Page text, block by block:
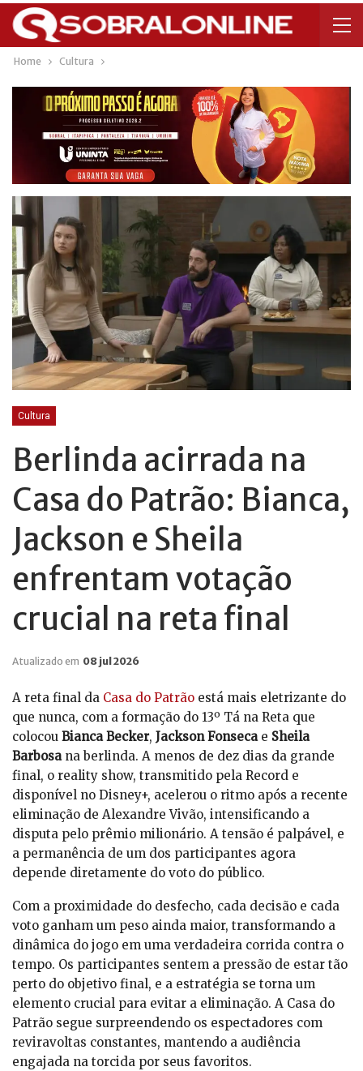
Home Cultura
Cultura
Berlinda acirrada na
Casa do Patrão: Bianca,
Jackson e Sheila
enfrentam votação
crucial na reta final
Atualizado em 08 jul 2026
A reta final da Casa do Patrão está mais eletrizante do
que nunca, com a formação do 13º Tá na Reta que
colocou Bianca Becker, Jackson Fonsecae Sheila
Barbosana berlinda. A menos de dez dias da grande
final, o reality show, transmitido pela Record e
disponível no Disney+, acelerou o ritmo após a recente
eliminação de Alexandre Vivão, intensificando a
disputa pelo prêmio milionário. A tensão é palpável, e
a permanência de um dos participantes agora
depende diretamente do voto do público.
Com a proximidade do desfecho, cada decisão e cada
voto ganham um peso ainda maior, transformando a
dinâmica do jogo em uma verdadeira corrida contra o
tempo. Os participantes sentem a pressão de estar tão
perto do objetivo final, e a estratégia se torna um
elemento crucial para evitar a eliminação. A Casa do
Patrão segue surpreendendo os espectadores com
reviravoltas constantes, mantendo a audiência
engajada na torcida por seus favoritos.